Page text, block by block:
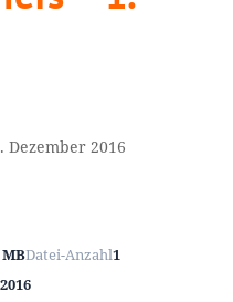
Dezember 2016
MBDatei-Anzahl1